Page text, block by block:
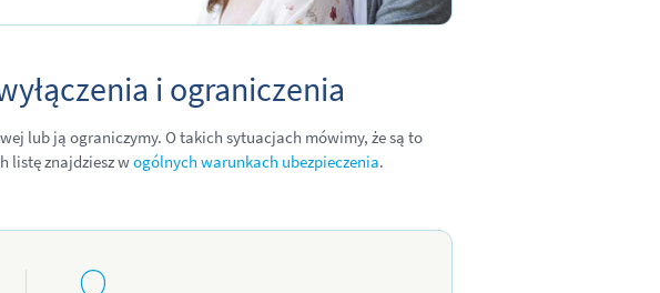
i ograniczenia
lub ją ograniczymy. O takich sytuacjach mówimy, że są to
listę znajdziesz wogólnych warunkach ubezpieczenia.